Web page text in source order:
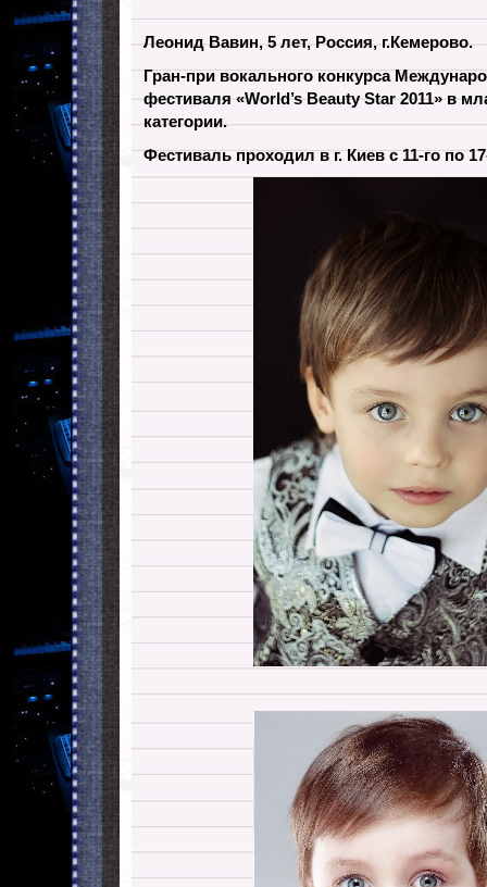
Леонид Вавин, 5 лет, Россия, г.Кемерово.
Гран-при вокального конкурса
фестиваля «World’s Beauty Star 2011» в
категории.
Фестиваль проходил в г. Киев с 11-го по